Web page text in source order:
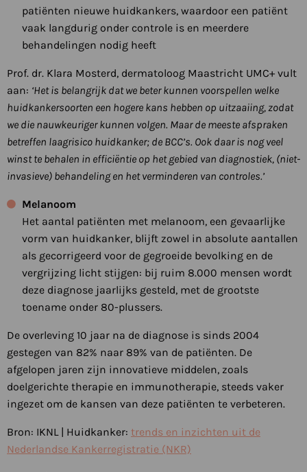
patiënten nieuwe huidkankers, waardoor een patiënt
vaak langdurig onder controle is en meerdere
behandelingen nodig heeft
Prof. dr. Klara Mosterd, dermatoloog Maastricht UMC+ vult
aan: ‘Het is belangrijk dat we beter kunnen voorspellen welke
huidkankersoorten een hogere kans hebben op uitzaaiing, zodat
we die nauwkeuriger kunnen volgen. Maar de meeste afspraken
betreffen laagrisico huidkanker; de BCC’s. Ook daar is nog veel
winst te behalen in efficiëntie op het gebied van diagnostiek, (niet-
invasieve) behandeling en het verminderen van controles.’
Melanoom
Het aantal patiënten met melanoom, een gevaarlijke
vorm van huidkanker, blijft zowel in absolute aantallen
als gecorrigeerd voor de gegroeide bevolking en de
vergrijzing licht stijgen: bij ruim 8.000 mensen wordt
deze diagnose jaarlijks gesteld, met de grootste
toename onder 80-plussers.
De overleving 10 jaar na de diagnose is sinds 2004
gestegen van 82% naar 89% van de patiënten. De
afgelopen jaren zijn innovatieve middelen, zoals
doelgerichte therapie en immunotherapie, steeds vaker
ingezet om de kansen van deze patiënten te verbeteren.
Bron: IKNL | Huidkanker: trends en inzichten uit de
Nederlandse Kankerregistratie (NKR)